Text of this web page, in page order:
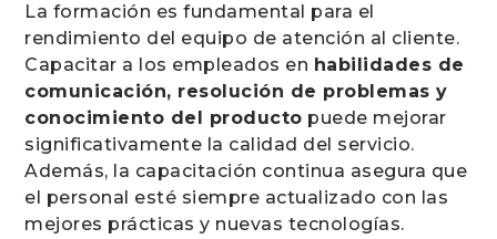
La formación es fundamental para el
rendimiento del equipo de atención al cliente.
Capacitar a los empleados en habilidades de
comunicación, resolución de problemas y
conocimiento del producto puede mejorar
significativamente la calidad del servicio.
Además, la capacitación continua asegura que
el personal esté siempre actualizado con las
mejores prácticas y nuevas tecnologías.